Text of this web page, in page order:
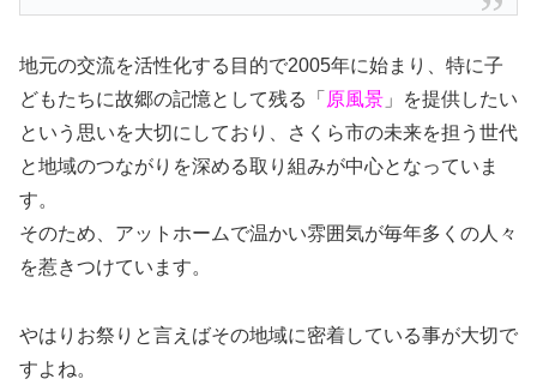
地元の交流を活性化する目的で2005年に始まり、特に子
どもたちに故郷の記憶として残る「 原風景 」を提供したい
という思いを大切にしており、さくら市の未来を担う世代
と地域のつながりを深める取り組みが中心となっていま
す。
そのため、アットホームで温かい雰囲気が毎年多くの人々
を惹きつけています。
やはりお祭りと言えばその地域に密着している事が大切で
すよね。